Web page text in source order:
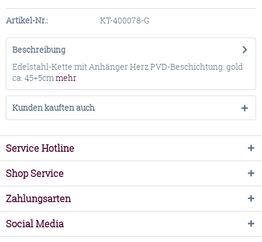
Artikel-Nr.: KT-400078-G
Beschreibung
Edelstahl-Kette mit Anhänger Herz PVD-Beschichtung: gold
ca. 45+5cmmehr
Kunden kauften auch
Service Hotline
Shop Service
Zahlungsarten
Social Media